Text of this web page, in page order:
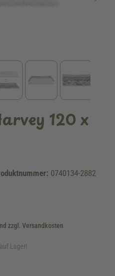
120 x
0740134-2882
zzgl. Versandkosten
Lager!